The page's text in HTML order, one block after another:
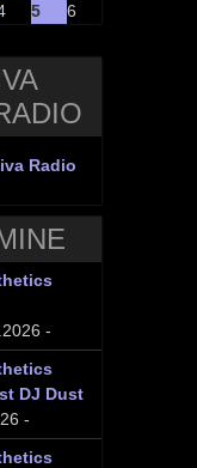
5 6
Radio
-
DJ Dust
-